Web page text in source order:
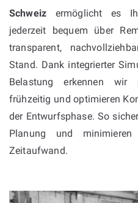
Schweiz ermöglicht es
jederzeit bequem über
transparent,
Stand. Dank integrierter
Belastung erkennen wir
frühzeitig und optimieren
der Entwurfsphase. So
Planung und
Zeitaufwand.